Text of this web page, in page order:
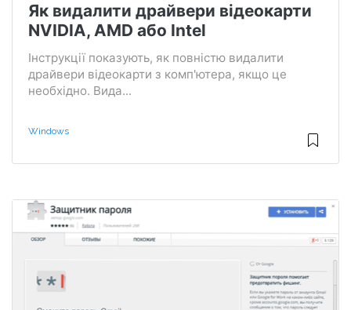
Як видалити драйвери відеокарти
NVIDIA, AMD або Intel
Інструкції показують, як повністю видалити
драйвери відеокарти з комп'ютера, якщо це
необхідно. Вида...
Windows